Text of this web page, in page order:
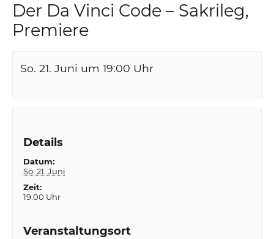
Der Da Vinci Code – Sakrileg,
Premiere
So. 21. Juni um 19:00 Uhr
Details
Datum:
So. 21. Juni
Zeit:
19:00 Uhr
Veranstaltungsort